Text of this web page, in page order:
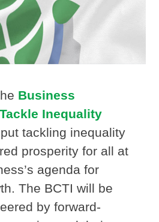
Business
Inequality
tackling inequality
prosperity for all at
agenda for
The BCTI will be
by forward-